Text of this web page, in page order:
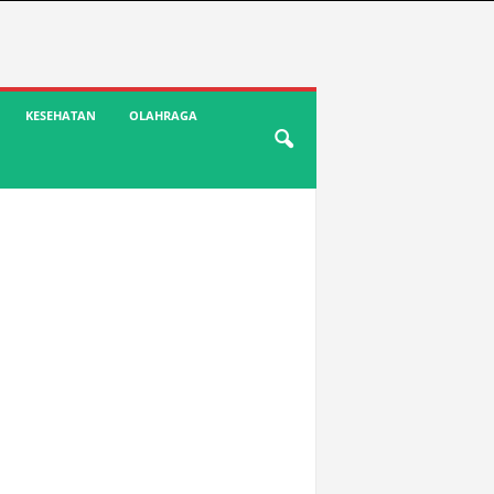
KESEHATAN OLAHRAGA